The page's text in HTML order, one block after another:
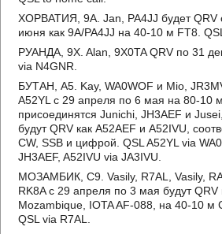
ХОРВАТИЯ, 9A. Jan, PA4JJ будет QRV
июня как 9A/PA4JJ на 40-10 м FT8.
РУАНДА, 9X. Alan, 9X0TA QRV по 31
via N4GNR.
БУТАН, A5. Kay, WA0WOF и Mio,
A52YL с 29 апреля по 6 мая на 80-10
присоединятся Junichi, JH3AEF и
будут QRV как A52AEF и A52IVU,
CW, SSB и цифрой. QSL A52YL via
JH3AEF, A52IVU via JA3IVU.
МОЗАМБИК, C9. Vasily, R7AL, Vasily,
RK8A с 29 апреля по 3 мая будут QRV
Mozambique, IOTA AF-088, на 40-10 м
QSL via R7AL.